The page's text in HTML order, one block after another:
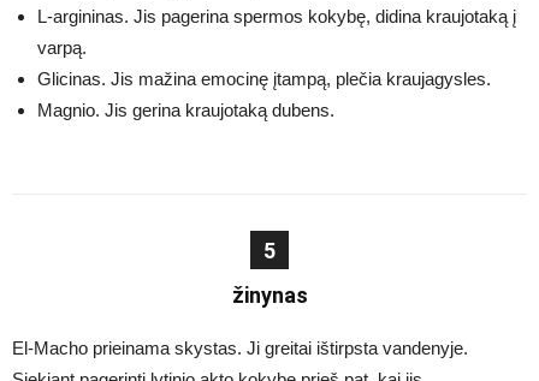
L-argininas. Jis pagerina spermos kokybę, didina kraujotaką į
varpą.
Glicinas. Jis mažina emocinę įtampą, plečia kraujagysles.
Magnio. Jis gerina kraujotaką dubens.
5
žinynas
El-Macho prieinama skystas. Ji greitai ištirpsta vandenyje.